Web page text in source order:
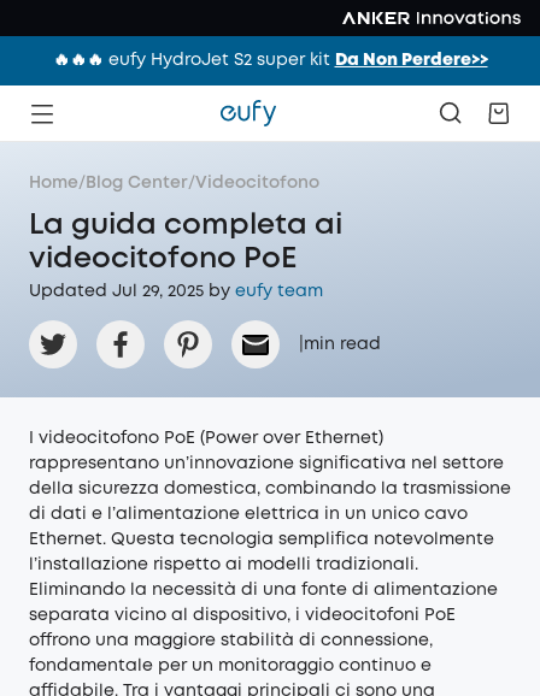
🔥🔥🔥 eufy HydroJet S2 super kit Da Non Perdere>>
Home/ Blog Center/Videocitofono
La guida completa ai
videocitofono PoE
Updated Jul 29, 2025 by eufy team
min read
I videocitofono PoE (Power over Ethernet)
rappresentano un’innovazione significativa nel settore
della sicurezza domestica, combinando la trasmissione
di dati e l’alimentazione elettrica in un unico cavo
Ethernet. Questa tecnologia semplifica notevolmente
l’installazione rispetto ai modelli tradizionali.
Eliminando la necessità di una fonte di alimentazione
separata vicino al dispositivo, i videocitofoni PoE
offrono una maggiore stabilità di connessione,
fondamentale per un monitoraggio continuo e
affidabile. Tra i vantaggi principali ci sono una